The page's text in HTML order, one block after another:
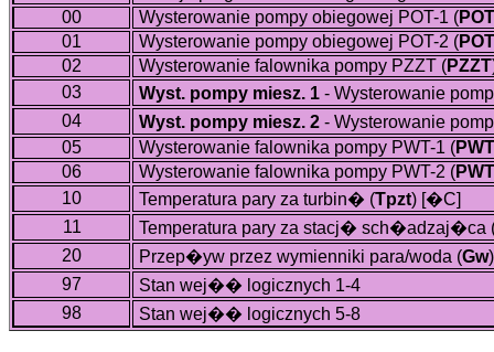
00
Wysterowanie pompy obiegowej POT-1 (
01
Wysterowanie pompy obiegowej POT-2 (
02
Wysterowanie falownika pompy PZZT (PZZT
03
Wyst. pompy miesz. 1- Wysterowanie
04
Wyst. pompy miesz. 2- Wysterowanie
05
Wysterowanie falownika pompy PWT-1 (
06
Wysterowanie falownika pompy PWT-2 (
10
Temperatura pary za turbin� (Tpzt)[�C]
11
Temperatura pary za stacj� sch�adzaj�ca
20
Przep�yw przez wymienniki para/woda (Gw)
97
Stan wej�� logicznych 1-4
98
Stan wej�� logicznych 5-8